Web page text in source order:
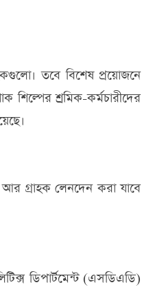
তবে বিশেষ প্রয়োজনে
শ্রমিক-কর্মচারীদের
গ্রাহক লেনদেন করা যাবে
ডিপার্টমেন্ট (এসডিএডি)